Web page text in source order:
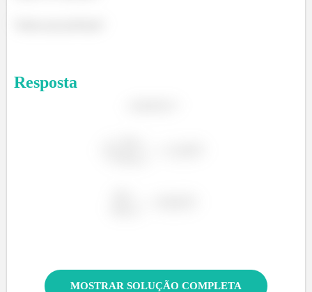
Resposta
MOSTRAR SOLUÇÃO COMPLETA